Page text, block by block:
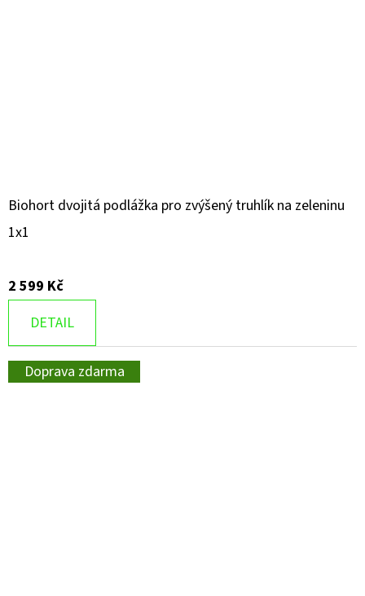
Biohort dvojitá podlážka pro zvýšený truhlík na zeleninu
1x1
2 599 Kč
DETAIL
Doprava zdarma